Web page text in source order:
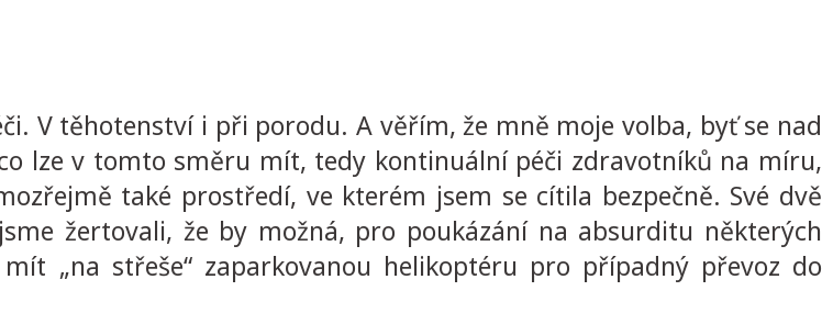
V těhotenství i při porodu. A věřím, že mně moje volba, byť se nad
lze v tomto směru mít, tedy kontinuální péči zdravotníků na míru,
také prostředí, ve kterém jsem se cítila bezpečně. Své dvě
žertovali, že by možná, pro poukázání na absurditu některých
„na střeše“ zaparkovanou helikoptéru pro případný převoz do